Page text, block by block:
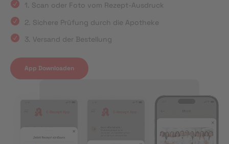
1. Scan oder Foto vom Rezept-Ausdruck
2. Sichere Prüfung durch die Apotheke
3. Versand der Bestellung
App Downloaden